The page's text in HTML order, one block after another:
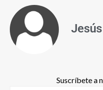
Suscríbete a